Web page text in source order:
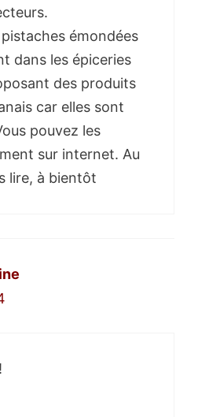
pistaches émondées
dans les épiceries
des produits
car elles sont
pouvez les
sur internet. Au
lire, à bientôt